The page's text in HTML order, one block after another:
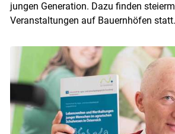
jungen Generation. Dazu finden
Veranstaltungen auf Bauernhöfen statt.